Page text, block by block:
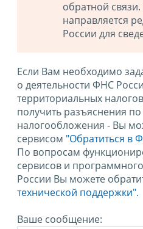
обратной
направляется
России для
Если Вам необходимо
о деятельности ФНС
территориальных
получить разъяснения
налогообложения - Вы
сервисом "Обратиться в
По вопросам
сервисов и
России Вы можете
технической поддержки".
Ваше сообщение: